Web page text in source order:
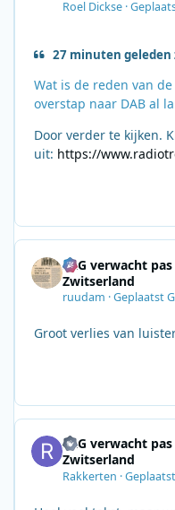
Roel Dickse ·
27 minuten geleden
Wat is de reden van
overstap naar DAB al
Door verder te kijken.
uit: https://
SRG verwacht
Zwitserland
ruudam ·Geplaatst
Groot verlies van
SRG verwacht
Zwitserland
Rakkerten ·